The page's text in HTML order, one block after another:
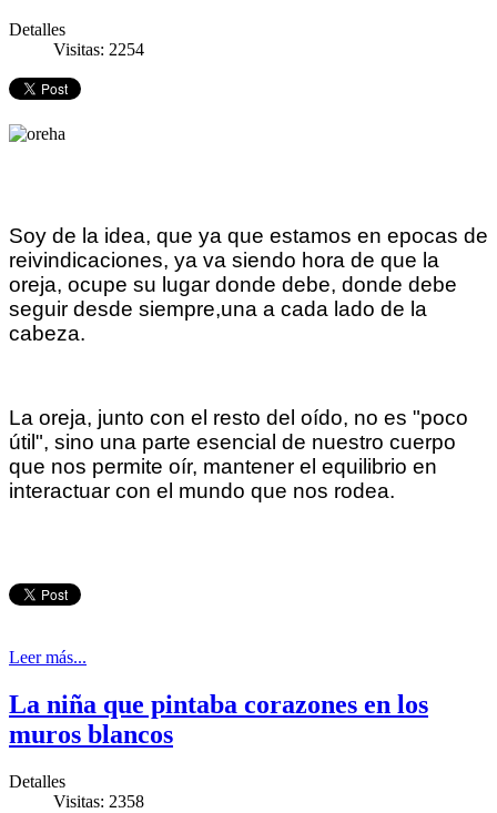
Detalles
Visitas: 2254
Soy de la idea, que ya que estamos en epocas de
reivindicaciones, ya va siendo hora de que la
oreja, ocupe su lugar donde debe, donde debe
seguir desde siempre,una a cada lado de la
cabeza.
La oreja, junto con el resto del oído, no es "poco
útil", sino una parte esencial de nuestro cuerpo
que nos permite oír, mantener el equilibrio en
interactuar con el mundo que nos rodea.
Leer más...
La niña que pintaba corazones en los
muros blancos
Detalles
Visitas: 2358